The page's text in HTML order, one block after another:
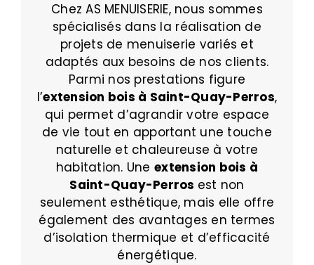
Chez AS MENUISERIE, nous sommes
spécialisés dans la réalisation de
projets de menuiserie variés et
adaptés aux besoins de nos clients.
Parmi nos prestations figure
l’extension bois à Saint-Quay-Perros,
qui permet d’agrandir votre espace
de vie tout en apportant une touche
naturelle et chaleureuse à votre
habitation. Une extension bois à
Saint-Quay-Perros est non
seulement esthétique, mais elle offre
également des avantages en termes
d’isolation thermique et d’efficacité
énergétique.